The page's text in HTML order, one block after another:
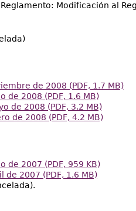
Modificación al
de 2008 (PDF, 1.7 MB)
de 2008 (PDF, 1.6 MB)
de 2008 (PDF, 3.2 MB)
de 2008 (PDF, 4.2 MB)
de 2007 (PDF, 959 KB)
2007 (PDF, 1.6 MB)